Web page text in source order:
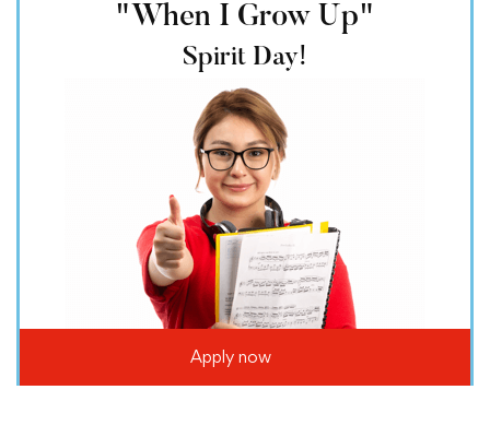
"When I Grow Up"
Spirit Day!
Apply now